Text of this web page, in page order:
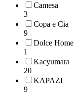
Camesa
3
Copa e Cia
9
Dolce Home
1
Kacyumara
20
KAPAZI
9